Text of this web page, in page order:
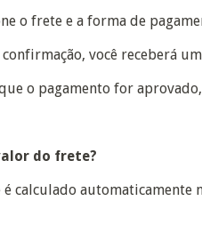
o frete e a forma de
confirmação, você receberá
o pagamento for
do frete?
calculado automaticamente